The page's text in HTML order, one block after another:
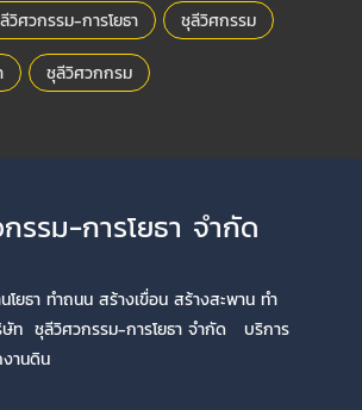
วิศวกรรม-การโยธา ชุลีวิศกรรม
ชุลีวิศวกกรม
รรม-การโยธา จำกัด
โยธา ทำถนน สร้างเขื่อน สร้างสะพาน ทำ
ท ชุลีวิศวกรรม-การโยธา จำกัด บริการ
งานดิน